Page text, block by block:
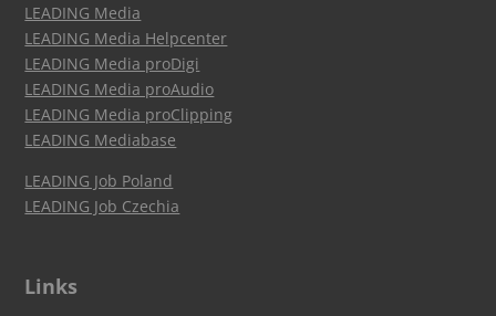
LEADING Media
LEADING Media Helpcenter
LEADING Media proDigi
LEADING Media proAudio
LEADING Media proClipping
LEADING Mediabase
LEADING Job Poland
LEADING Job Czechia
Links